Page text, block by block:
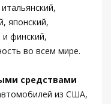
японский,
и финский,
во всем мире.
средствами
из США,